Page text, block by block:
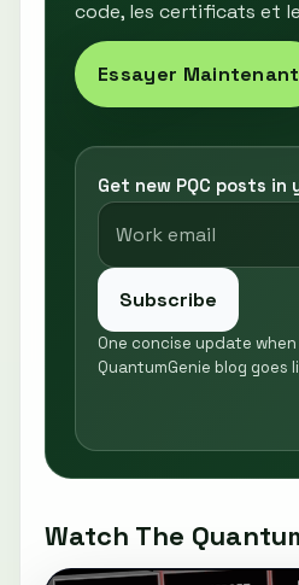
code, les certificats et
Essayer Maintenant
Get new PQC posts in
Subscribe
One concise update
QuantumGenie blog goes
Watch The